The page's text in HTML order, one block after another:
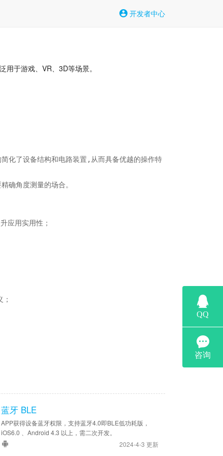
开发者中心
于游戏、VR、3D等场景。
化了设备结构和电路装置,从而具备优越的操作特
确角度测量的场合。
应用实用性；
蓝牙 BLE
APP获得设备蓝牙权限，支持蓝牙4.0即BLE低功耗版，
iOS6.0 、Android 4.3 以上，需二次开发。
2024-4-3 更新